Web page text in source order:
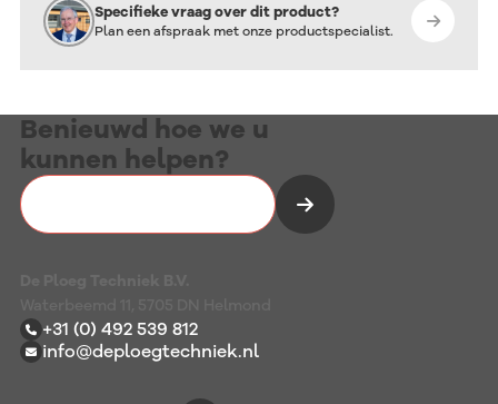
Specifieke vraag over dit product?
Plan een afspraak met onze productspecialist.
Benieuwd hoe we u
kunnen helpen?
+31 (0) 492 539 812
info@deploegtechniek.nl